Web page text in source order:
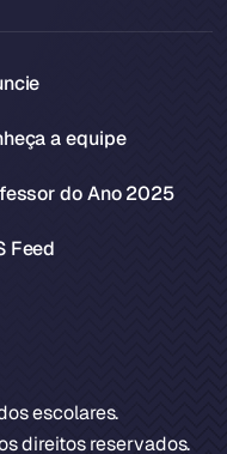
escolares.
direitos reservados.
a equipe
do Ano 2025
Feed